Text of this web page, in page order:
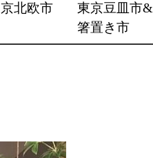
北欧市
東京豆皿市&
箸置き市